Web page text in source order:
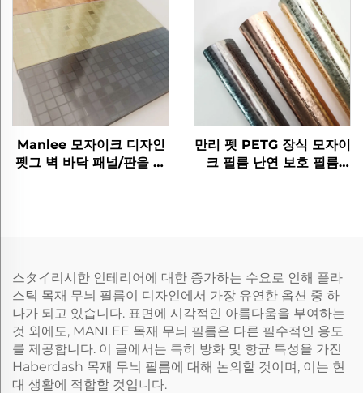
Manlee 모자이크 디자인
펫그 벽 바닥 패널/판을 위
만리 펫 PETG 장식 모자이
크 필름 난연 보호 필름
스タイ리시한 인테리어에 대한 증가하는 수요로 인해 플라
스틱 목재 무늬 필름이 디자인에서 가장 유연한 옵션 중 하
나가 되고 있습니다. 표면에 시각적인 아름다움을 부여하는
것 외에도, MANLEE 목재 무늬 필름은 다른 필수적인 용도
를 제공합니다. 이 글에서는 특히 방화 및 항균 특성을 가진
Haberdash 목재 무늬 필름에 대해 논의할 것이며, 이는 현
대 생활에 적합할 것입니다.